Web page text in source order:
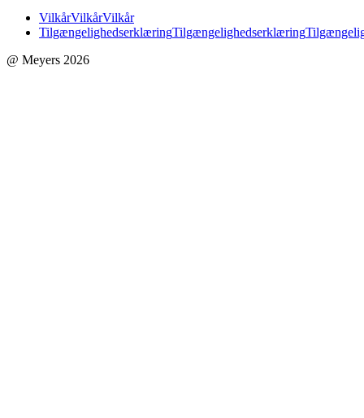
VilkårVilkårVilkår
TilgængelighedserklæringTilgængelighedserklæring
@ Meyers 2026